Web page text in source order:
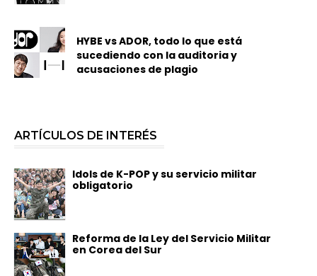
HYBE vs ADOR, todo lo que está
sucediendo con la auditoria y
acusaciones de plagio
ARTÍCULOS DE INTERÉS
Idols de K-POP y su servicio militar
obligatorio
Reforma de la Ley del Servicio Militar
en Corea del Sur